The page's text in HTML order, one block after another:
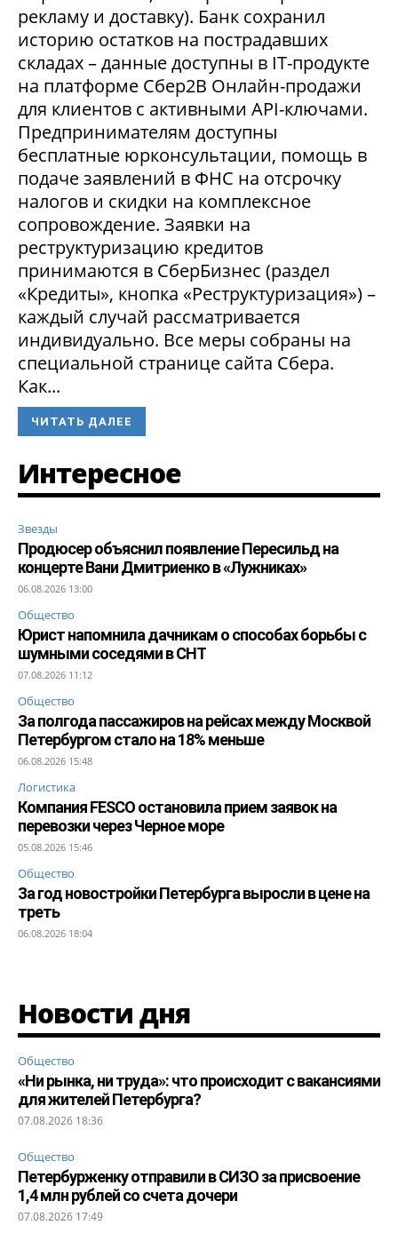
рекламу и доставку). Банк сохранил
историю остатков на пострадавших
складах – данные доступны в IT-продукте
на платформе Сбер2В Онлайн-продажи
для клиентов с активными API-ключами.
Предпринимателям доступны
бесплатные юрконсультации, помощь в
подаче заявлений в ФНС на отсрочку
налогов и скидки на комплексное
сопровождение. Заявки на
реструктуризацию кредитов
принимаются в СберБизнес (раздел
«Кредиты», кнопка «Реструктуризация») –
каждый случай рассматривается
индивидуально. Все меры собраны на
специальной странице сайта Сбера.
Как...
ЧИТАТЬ ДАЛЕЕ
Интересное
Звезды
Продюсер объяснил появление Пересильд на
концерте Вани Дмитриенко в «Лужниках»
06.08.2026 13:00
Общество
Юрист напомнила дачникам о способах борьбы с
шумными соседями в СНТ
07.08.2026 11:12
Общество
За полгода пассажиров на рейсах между Москвой
Петербургом стало на 18% меньше
06.08.2026 15:48
Логистика
Компания FESCO остановила прием заявок на
перевозки через Черное море
05.08.2026 15:46
Общество
За год новостройки Петербурга выросли в цене на
треть
06.08.2026 18:04
Новости дня
Общество
«Ни рынка, ни труда»: что происходит с вакансиями
для жителей Петербурга?
07.08.2026 18:36
Общество
Петербурженку отправили в СИЗО за присвоение
1,4 млн рублей со счета дочери
07.08.2026 17:49